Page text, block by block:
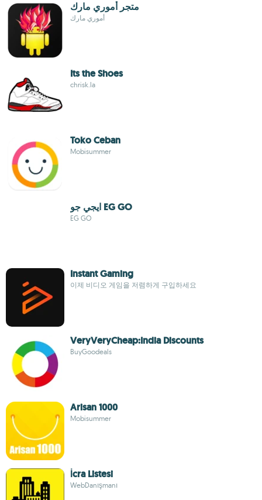
متجر أموري مارك
أموري مارك
Its the Shoes
chrisk.la
Toko Ceban
Mobisummer
ايجي جو EG GO
EG GO
Instant Gaming
이제 비디오 게임을 저렴하게 구입하세요
VeryVeryCheap:India Discounts
BuyGoodeals
Arisan 1000
Mobisummer
İcra Listesi
WebDanışmanı